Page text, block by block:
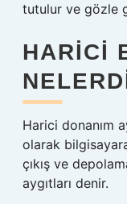
tutulur ve gözle
HARICI
Harici donanım
olarak
çıkış ve
aygıtları denir.